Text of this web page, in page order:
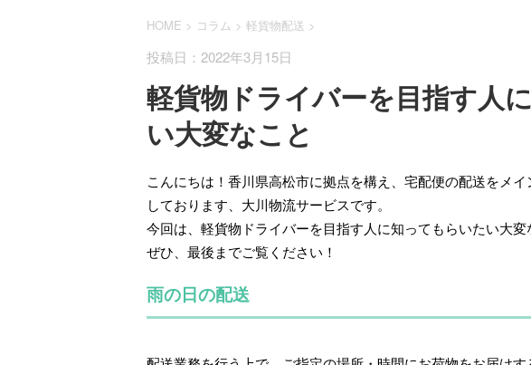
HOME > コラム > 軽貨物配送 >
投稿日：2022年3月15日
軽貨物ドライバーを目指す人
い大変なこと
こんにちは！香川県高松市に拠点を構え、宅配便の配送をメ
しております、大川物流サービスです。
今回は、軽貨物ドライバーを目指す人に知ってもらいたい大変
ぜひ、最後までご覧ください！
雨の日の配送